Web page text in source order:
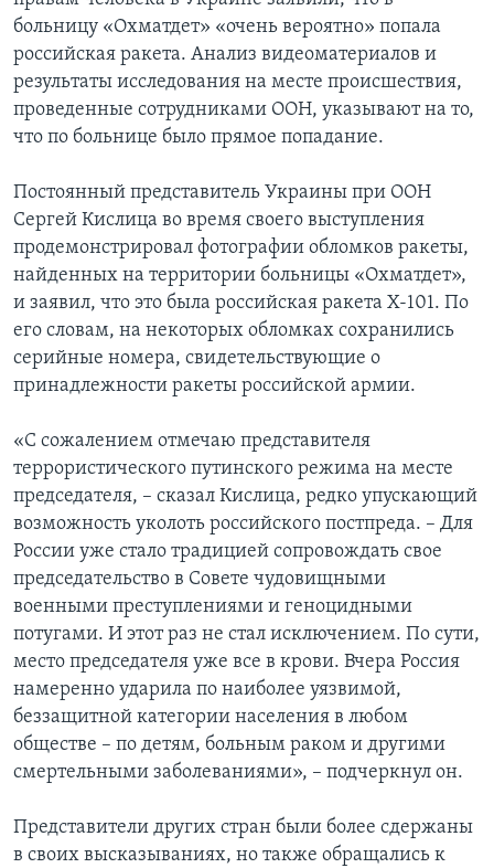
больницу «Охматдет» «очень вероятно» попала
российская ракета. Анализ видеоматериалов и
результаты исследования на месте происшествия,
проведенные сотрудниками ООН, указывают на то,
что по больнице было прямое попадание.
Постоянный представитель Украины при ООН
Сергей Кислица во время своего выступления
продемонстрировал фотографии обломков ракеты,
найденных на территории больницы «Охматдет»,
и заявил, что это была российская ракета Х-101. По
его словам, на некоторых обломках сохранились
серийные номера, свидетельствующие о
принадлежности ракеты российской армии.
«С сожалением отмечаю представителя
террористического путинского режима на месте
председателя, – сказал Кислица, редко упускающий
возможность уколоть российского постпреда. – Для
России уже стало традицией сопровождать свое
председательство в Совете чудовищными
военными преступлениями и геноцидными
потугами. И этот раз не стал исключением. По сути,
место председателя уже все в крови. Вчера Россия
намеренно ударила по наиболее уязвимой,
беззащитной категории населения в любом
обществе – по детям, больным раком и другими
смертельными заболеваниями», – подчеркнул он.
Представители других стран были более сдержаны
в своих высказываниях, но также обращались к